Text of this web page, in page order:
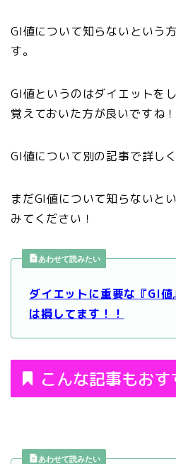
GI値について知らないという
す。
GI値というのはダイエットを
覚えておいた方が良いですね！
GI値について別の記事で詳し
まだGI値について知らないと
みてください！
あわせて読みたい
ダイエットに重要な『GI
は損してます！！
こんな記事もおす
あわせて読みたい